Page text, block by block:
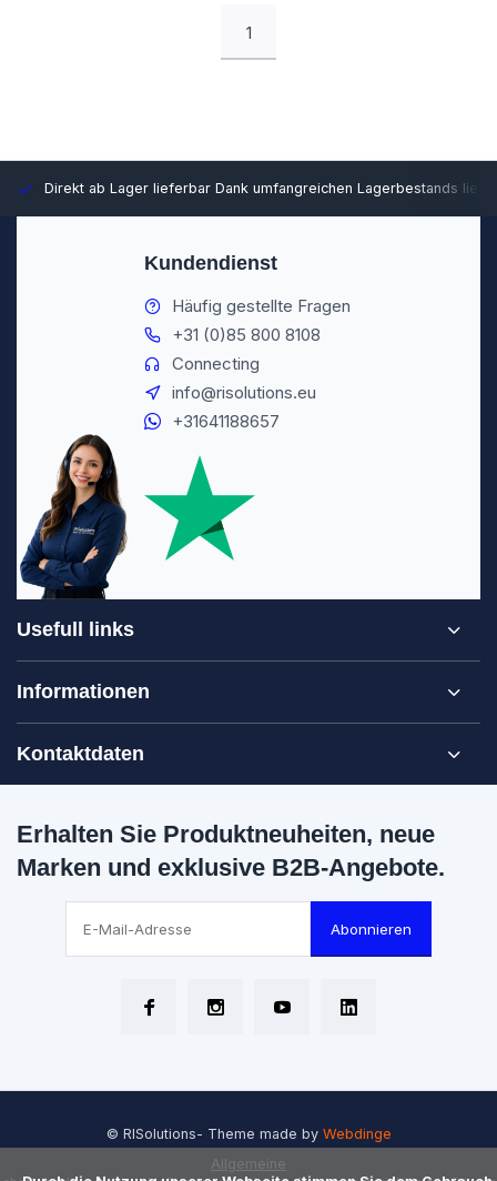
1
Direkt ab Lager lieferbar Dank umfangreichen Lagerbestands
Kundendienst
Häufig gestellte Fragen
+31 (0)85 800 8108
Connecting
info@risolutions.eu
+31641188657
Usefull links
Informationen
Kontaktdaten
Erhalten Sie Produktneuheiten, neue
Marken und exklusive B2B-Angebote.
Abonnieren
Allgemeine
© RISolutions- Theme made by Webdinge